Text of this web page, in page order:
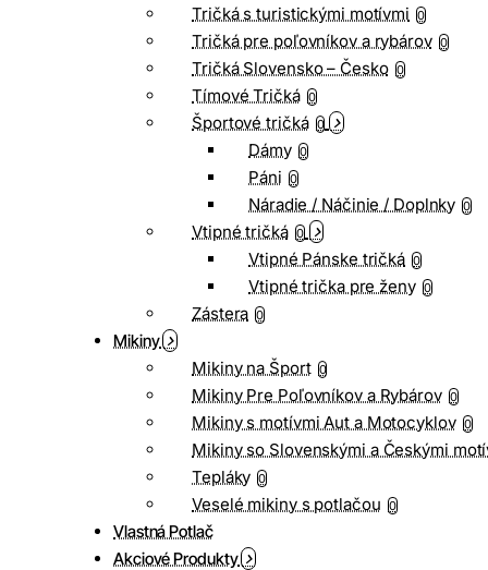
Tričká s turistickými motívmi 0
Tričká pre poľovníkov a rybárov 0
Tričká Slovensko – Česko 0
Tímové Tričká 0
Športové tričká 0
Dámy 0
Páni 0
Náradie / Náčinie / Doplnky 0
Vtipné tričká 0
Vtipné Pánske tričká 0
Vtipné trička pre ženy 0
Zástera 0
Mikiny
Mikiny na Šport 0
Mikiny Pre Poľovníkov a Rybárov 0
Mikiny s motívmi Aut a Motocyklov 0
Mikiny so Slovenskými a Českými
Tepláky 0
Veselé mikiny s potlačou 0
Vlastná Potlač
Akciové Produkty